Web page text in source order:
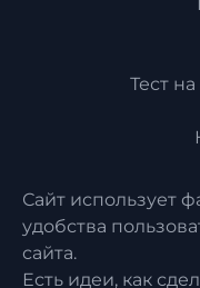
Тест
Сайт использует
удобства
сайта.
Есть идеи, как